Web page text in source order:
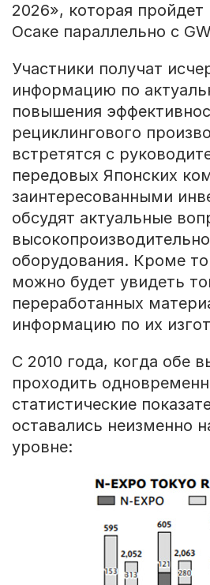
2026», которая пройдет
Осаке параллельно с
Участники получат
информацию по
повышения
рециклингового
встретятся с
передовых Японских
заинтересованными
обсудят актуальные
оборудования. Кроме
можно будет увидеть
переработанных
информацию по их
С 2010 года, когда обе
проходить
статистические
оставались неизменно
уровне: